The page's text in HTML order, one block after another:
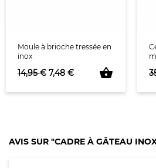
Moule à brioche tressée en
inox
Prix de base
14,95 € Prix
7,48 € shopping_basket
AVIS SUR "CADRE À GÂTEAU